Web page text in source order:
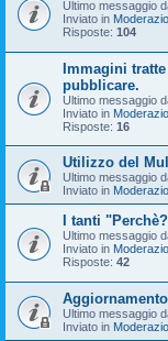
Ultimo messaggio
Inviato in
Risposte: 104
Immagini
pubblicare.
Ultimo messaggio
Inviato in
Risposte: 16
Utilizzo del
Ultimo messaggio
Inviato in
I tanti
Ultimo messaggio
Inviato in
Risposte: 42
Ultimo messaggio
Inviato in